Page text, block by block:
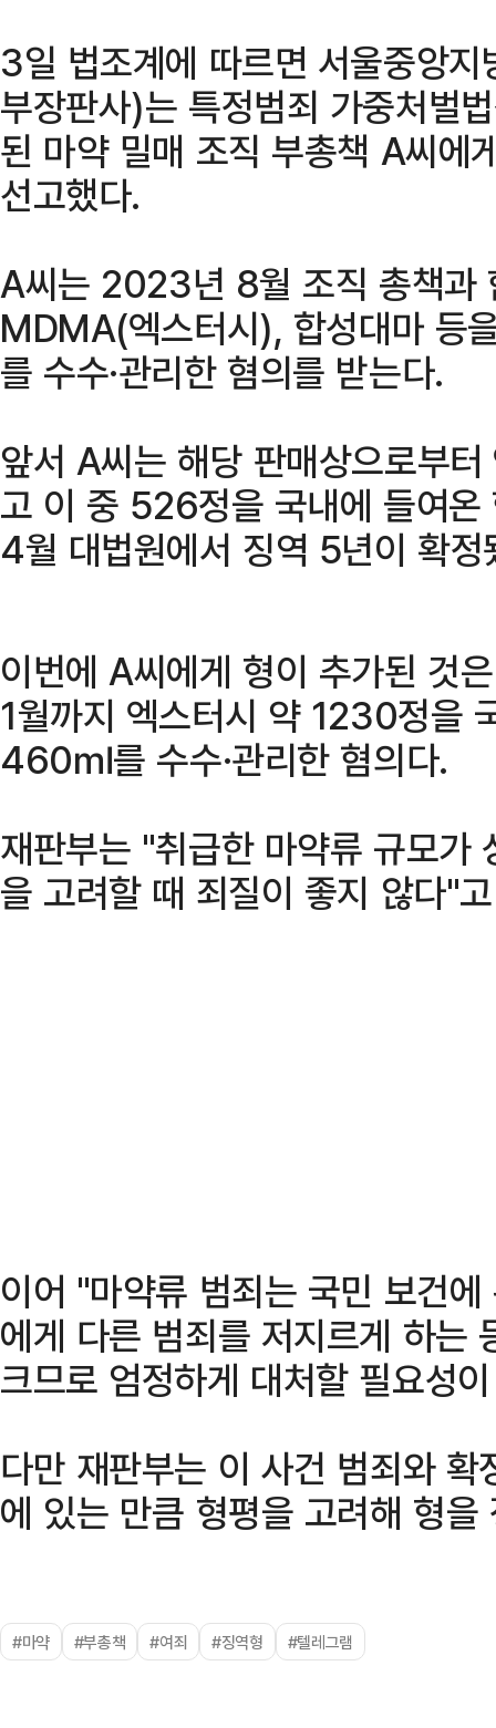
3일 법조계에 따르면 서울중앙
부장판사)는 특정범죄 가중처벌
된 마약 밀매 조직 부총책 A씨에
선고했다.
A씨는 2023년 8월 조직 총책과
MDMA(엑스터시), 합성대마 등
를 수수·관리한 혐의를 받는다.
앞서 A씨는 해당 판매상으로부
고 이 중 526정을 국내에 들여온
4월 대법원에서 징역 5년이 확정
이번에 A씨에게 형이 추가된
1월까지 엑스터시 약 1230정을
460㎖를 수수·관리한 혐의다.
재판부는 "취급한 마약류 규모가
을 고려할 때 죄질이 좋지 않다"
이어 "마약류 범죄는 국민 보건
에게 다른 범죄를 저지르게 하는
크므로 엄정하게 대처할 필요성
다만 재판부는 이 사건 범죄와
에 있는 만큼 형평을 고려해 형을
#마약 #부총책 #여죄 #징역형 #텔레그램